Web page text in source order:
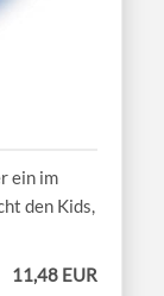
ein im
den Kids,
11,48 EUR